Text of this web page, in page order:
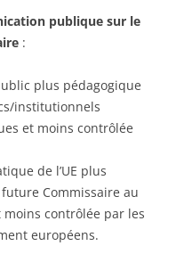
publique sur le
:
plus pédagogique
institutionnels
et moins contrôlée
de l’UE plus
Commissaire au
contrôlée par les
européens.